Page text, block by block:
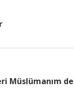
Müslümanım